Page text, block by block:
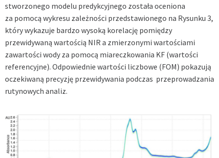
stworzonego modelu predykcyjnego została oceniona
za pomocą wykresu zależności przedstawionego na Rysunku 3,
który wykazuje bardzo wysoką korelację pomiędzy
przewidywaną wartością NIR a zmierzonymi wartościami
zawartości wody za pomocą miareczkowania KF (wartości
referencyjne). Odpowiednie wartości liczbowe (FOM) pokazują
oczekiwaną precyzję przewidywania podczas przeprowadzania
rutynowych analiz.